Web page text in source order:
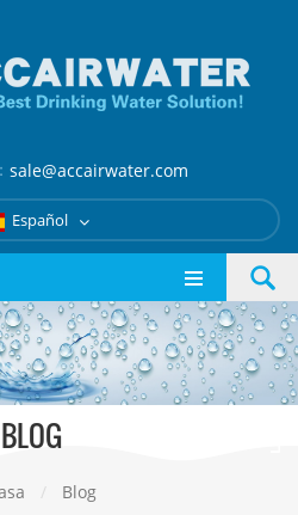
sale@accairwater.com
Español
BLOG
/ Blog